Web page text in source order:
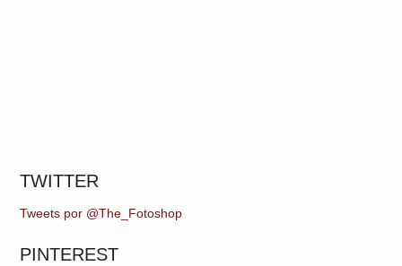
TWITTER
Tweets por @The_Fotoshop
PINTEREST